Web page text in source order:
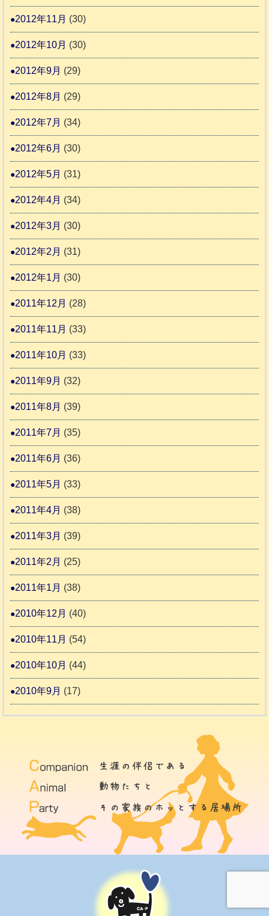
2012年11月 (30)
2012年10月 (30)
2012年9月 (29)
2012年8月 (29)
2012年7月 (34)
2012年6月 (30)
2012年5月 (31)
2012年4月 (34)
2012年3月 (30)
2012年2月 (31)
2012年1月 (30)
2011年12月 (28)
2011年11月 (33)
2011年10月 (33)
2011年9月 (32)
2011年8月 (39)
2011年7月 (35)
2011年6月 (36)
2011年5月 (33)
2011年4月 (38)
2011年3月 (39)
2011年2月 (25)
2011年1月 (38)
2010年12月 (40)
2010年11月 (54)
2010年10月 (44)
2010年9月 (17)